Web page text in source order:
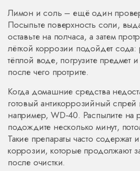
Лимон и соль – ещё один
Посыпьте поверхность соли,
оставьте на полчаса, а затем
лёгкой коррозии подойдет сода:
тёплой воде, погрузите предмет и
после чего протрите.
Когда домашние средства
готовый антикоррозийный
например, WD‑40. Распылите на
подождите несколько минут,
Такие препараты часто содержат
коррозии, которые продолжают
после очистки.